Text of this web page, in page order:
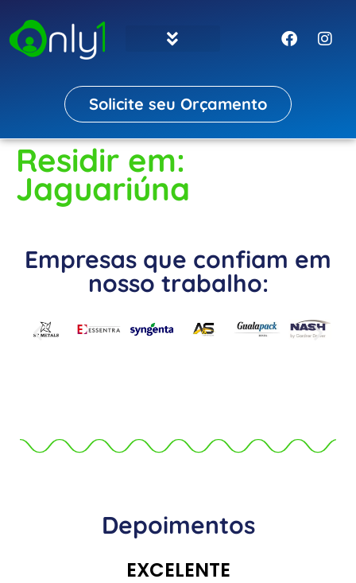
Solicite seu Orçamento
Residir em:
Jaguariúna
Empresas que confiam em
nosso trabalho:
Depoimentos
EXCELENTE